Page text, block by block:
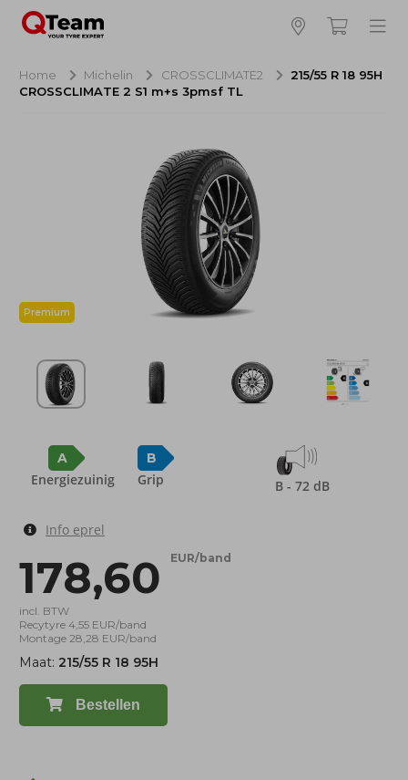
Hoeveel banden wilt u bestellen?
Totaal inclusief BTW:
Bestellen
Annuleren
Home Michelin CROSSCLIMATE2
215/55 R 18 95H
CROSSCLIMATE 2 S1 m+s 3pmsf TL
Premium
A
Energiezuinig
B
Grip B - 72 dB
Info eprel
178,60 EUR/band
incl. BTW
Recytyre 4,55 EUR/band
Montage 28,28 EUR/band
Maat: 215/55 R 18 95H
Bestellen